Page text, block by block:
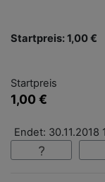
Startpreis: 1,00 €
Startpreis
1,00 €
Endet: 30.11.2018